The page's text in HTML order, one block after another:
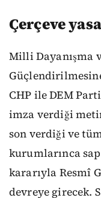
Çerçeve
Milli Dayanışma
CHP ile DEM
imza verdiği
son verdiği ve
kurumlarınca
kararıyla Resmî
devreye girecek.